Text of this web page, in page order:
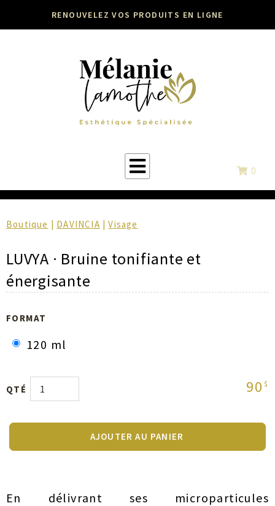
RENOUVELEZ VOS PRODUITS EN LIGNE
0
Boutique | DAVINCIA |Visage
LUVYA · Bruine tonifiante et
énergisante
FORMAT
120 ml
QTÉ 90 $
AJOUTER AU PANIER
En délivrant ses microparticules